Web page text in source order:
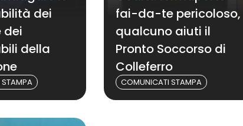
dei
dei
della
fai-da-te pericoloso,
qualcuno aiuti il
Pronto Soccorso di
Colleferro
COMUNICATI STAMPA